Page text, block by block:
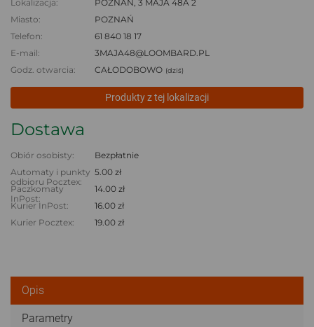
Lokalizacja:
POZNAŃ, 3 MAJA 48A 2
Miasto:
POZNAŃ
Telefon:
61 840 18 17
E-mail:
3MAJA48@LOOMBARD.PL
Godz. otwarcia:
CAŁODOBOWO (dziś)
Produkty z tej lokalizacji
Dostawa
Obiór osobisty:
Bezpłatnie
Automaty i punkty
odbioru Pocztex:
5.00 zł
Paczkomaty
InPost:
14.00 zł
Kurier InPost:
16.00 zł
Kurier Pocztex:
19.00 zł
Opis
Parametry